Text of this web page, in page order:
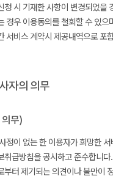
청 시 기재한 사항이 변경되었을
경우 이용동의를 철회할 수 있
서비스 계약시 제공내역으로 포
자의 의무
의무)
정이 없는 한 이용자가 희망한
취급방침을 공시하고 준수합니다.
부터 제기되는 의견이나 불만이